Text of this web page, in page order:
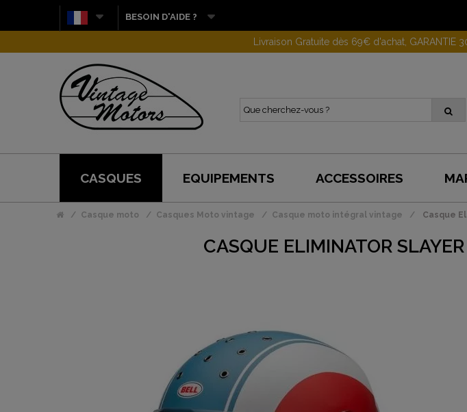
BESOIN D'AIDE ?
Gagnez 10 euros en
CASQUES EQUIPEMENTS ACCESSOIRES
Casque moto Casques Moto vintage Casque moto intégral vintage Casque
CASQUE ELIMINATOR